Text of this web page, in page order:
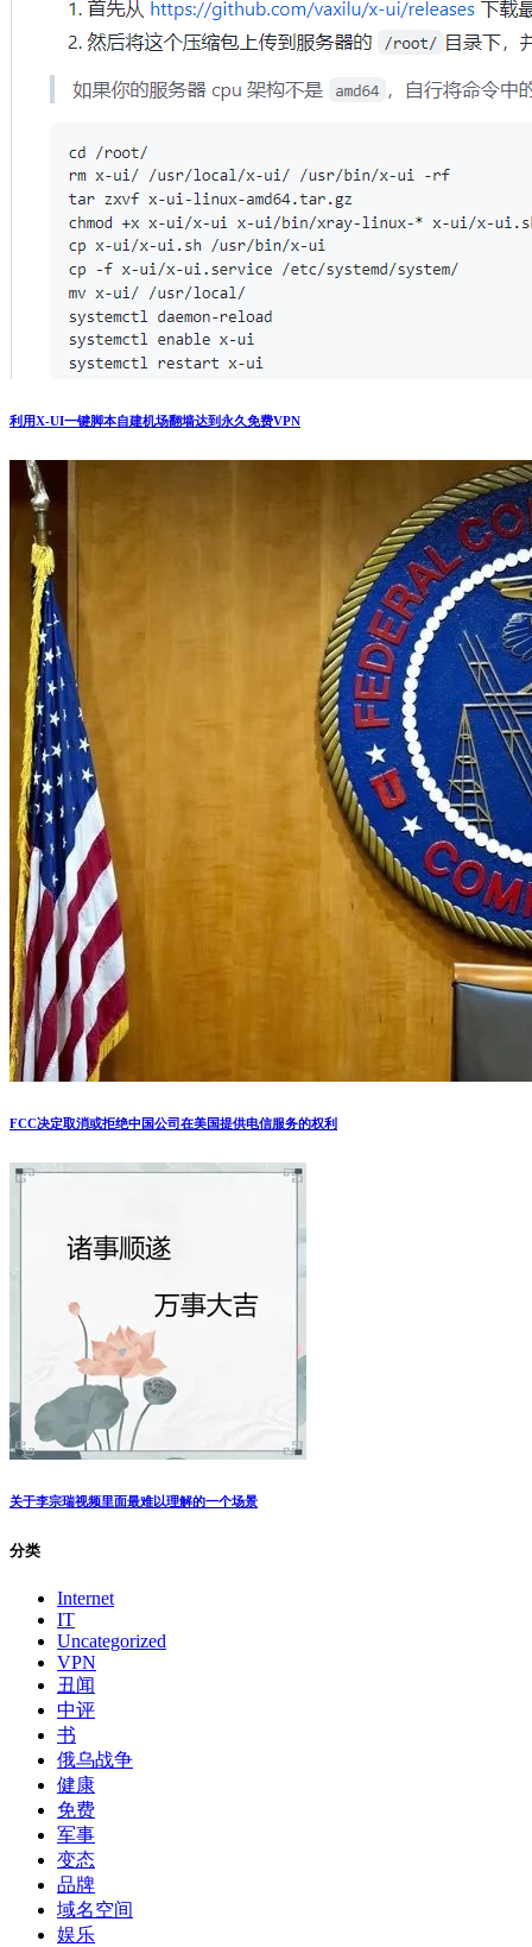
利用X-UI一键脚本自建机场翻墙达到永久免费VPN
FCC决定取消或拒绝中国公司在美国提供电信服务的权利
关于李宗瑞视频里面最难以理解的一个场景
分类
Internet
IT
Uncategorized
VPN
丑闻
中评
书
俄乌战争
健康
免费
军事
变态
品牌
域名空间
娱乐